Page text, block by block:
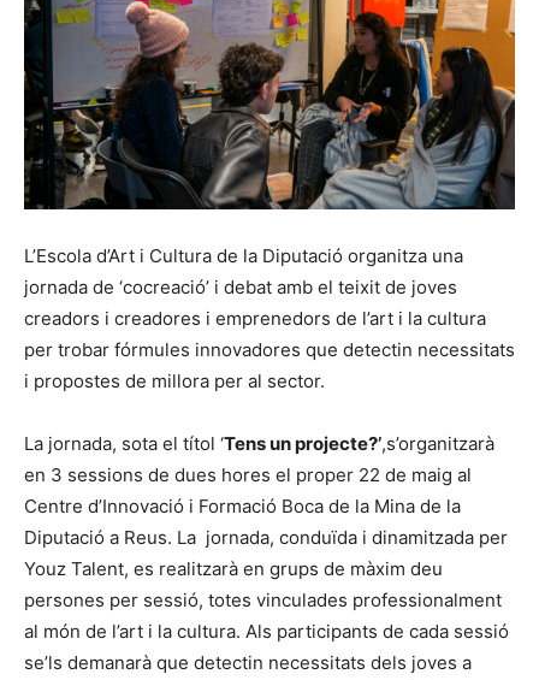
L’Escola d’Art i Cultura de la Diputació organitza una
jornada de ‘cocreació’ i debat amb el teixit de joves
creadors i creadores i emprenedors de l’art i la cultura
per trobar fórmules innovadores que detectin necessitats
i propostes de millora per al sector.
La jornada, sota el títol ‘Tens un projecte?’,s’organitzarà
en 3 sessions de dues hores el proper 22 de maig al
Centre d’Innovació i Formació Boca de la Mina de la
Diputació a Reus. La jornada, conduïda i dinamitzada per
Youz Talent, es realitzarà en grups de màxim deu
persones per sessió, totes vinculades professionalment
al món de l’art i la cultura. Als participants de cada sessió
se’ls demanarà que detectin necessitats dels joves a